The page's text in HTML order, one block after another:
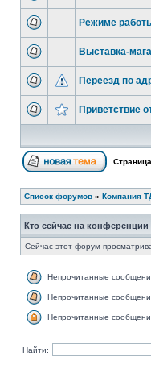
Режиме
Выставка-
Переезд по
Приветствие
Страница
Список форумов » Компания
Кто сейчас на конференции
Сейчас этот форум
Непрочитанные
Непрочитанные
Непрочитанные
Найти: